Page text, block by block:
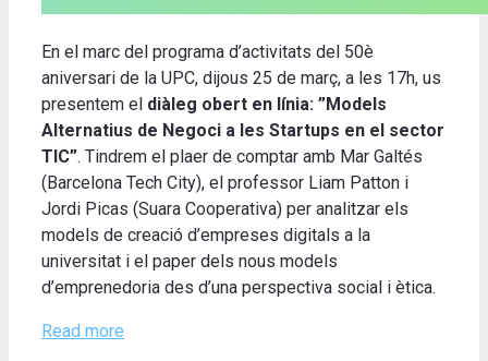
En el marc del programa d’activitats del 50è
aniversari de la UPC, dijous 25 de març, a les 17h, us
presentem el diàleg obert en línia: ”Models
Alternatius de Negoci a les Startups en el sector
TIC”. Tindrem el plaer de comptar amb Mar Galtés
(Barcelona Tech City), el professor Liam Patton i
Jordi Picas (Suara Cooperativa) per analitzar els
models de creació d’empreses digitals a la
universitat i el paper dels nous models
d’emprenedoria des d’una perspectiva social i ètica.
Read more